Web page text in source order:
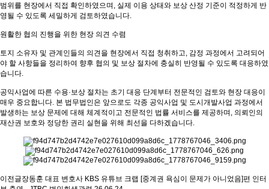
범위를 현장에서 직접 확인하였으며, 실제 이용 상태와 보상 산정 기준이 적정하게 반
영될 수 있도록 세밀하게 검토하였습니다.
원활한 협의 진행을 위한 현장 의견 수렴
토지 소유자 및 관계인들의 의견을 현장에서 직접 청취하고, 감정 과정에서 고려되어
야 할 사항들을 정리하여 향후 협의 및 보상 절차에 충실히 반영될 수 있도록 대응하였
습니다.
공익사업에 따른 수용·보상 절차는 초기 대응 단계부터 전문적인 검토와 현장 대응이
매우 중요합니다. 본 법무법인은 앞으로도 각종 공익사업 및 도시개발사업 과정에서
발생하는 보상 문제에 대해 체계적이고 전문적인 법률 서비스를 제공하며, 의뢰인의
재산권 보호와 정당한 권리 실현을 위해 최선을 다하겠습니다.
이전글장동훈 대표 변호사 KBS 유튜브 크랩 [중계권 욕심이 문제가 아니었음]편 인터